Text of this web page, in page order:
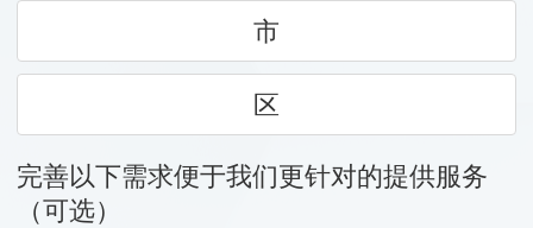
市
区
完善以下需求便于我们更针对的提供服务
（可选）